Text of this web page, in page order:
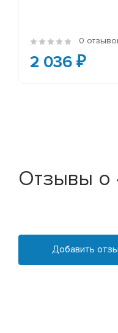
0
2 036 ₽
Отзывы о
Добавить